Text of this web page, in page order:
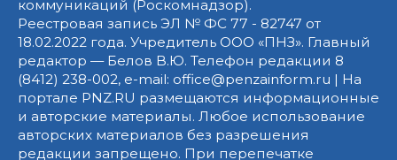
коммуникаций (Роскомнадзор).
Реестровая запись ЭЛ № ФС 77 - 82747 от
18.02.2022 года. Учредитель ООО «ПНЗ». Главный
редактор — Белов В.Ю. Телефон редакции 8
(8412) 238-002, e-mail: office@penzainform.ru | На
портале PNZ.RU размещаются информационные
и авторские материалы. Любое использование
авторских материалов без разрешения
редакции запрещено. При перепечатке